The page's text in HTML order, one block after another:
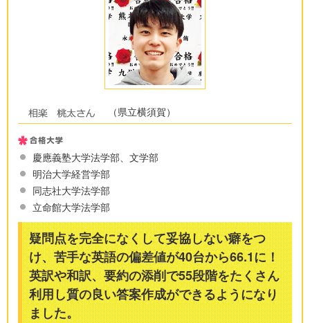
（県立横須賀）
慶應義塾大学法学部、文学部
明治大学経営学部
同志社大学法学部
立命館大学法学部
疑問点を完全になくして妥協しない癖をつ
け、苦手な英語の偏差値が40台から66.1に！
英訳や和訳、要約の添削で55段階をたくさん
利用し質の良い答案作成ができるようになり
ました。